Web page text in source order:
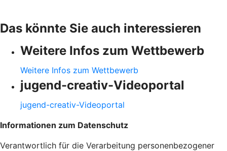
Das könnte Sie auch interessieren
Weitere Infos zum Wettbewerb
Weitere Infos zum Wettbewerb
jugend-creativ-Videoportal
jugend-creativ-Videoportal
Informationen zum Datenschutz
Verantwortlich für die Verarbeitung personenbezogener